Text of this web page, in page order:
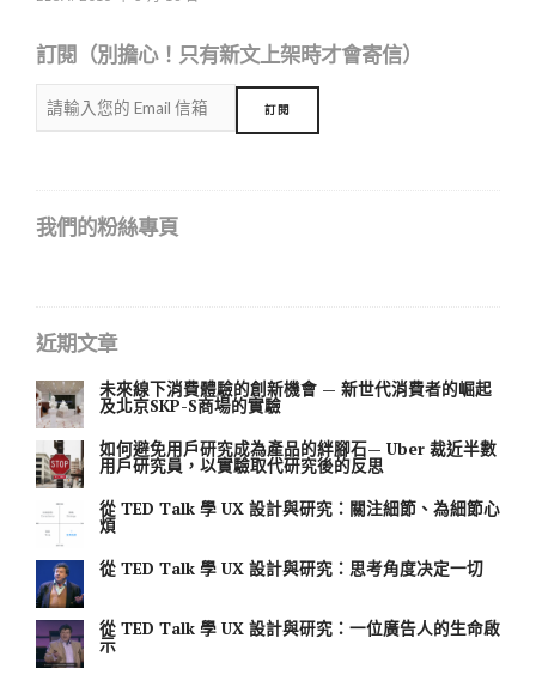
訂閱（別擔心！只有新文上架時才會寄信）
我們的粉絲專頁
近期文章
未來線下消費體驗的創新機會 — 新世代消費者的崛起
及北京SKP-S商場的實驗
如何避免用戶研究成為產品的絆腳石— Uber 裁近半數
用戶研究員，以實驗取代研究後的反思
從 TED Talk 學 UX 設計與研究：關注細節、為細節心
煩
從 TED Talk 學 UX 設計與研究：思考角度决定一切
從 TED Talk 學 UX 設計與研究：一位廣告人的生命啟
示